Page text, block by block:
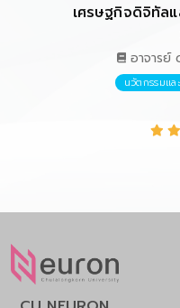
เศรษฐกิจดิจิทัล
อาจารย์
นวัตกรรมแ